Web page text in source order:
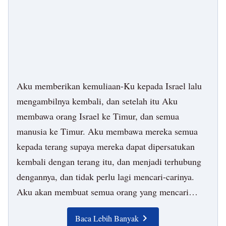
Pencipta kepada manusia ciptaan. Firman adalah
menara yang membimbing dan mencerahkan
manusia untuk memahami segala hal yang positif,
jaminan yang memastikan bahwa manusia akan
hidup dalam dan memiliki segala hal yang benar
dan baik, tolak ukur yang digunakan untuk
mengukur semua orang, peristiwa, dan hal-hal, dan
juga penanda navigasi yang memimpin manusia
kepada keselamatan dan jalan terang.
Aku memberikan kemuliaan-Ku kepada Israel lalu
mengambilnya kembali, dan setelah itu Aku
membawa orang Israel ke Timur, dan semua
manusia ke Timur. Aku membawa mereka semua
kepada terang supaya mereka dapat dipersatukan
kembali dengan terang itu, dan menjadi terhubung
dengannya, dan tidak perlu lagi mencari-carinya.
Aku akan membuat semua orang yang mencari
melihat terang lagi dan melihat kemuliaan yang
dahulu Kumiliki di Israel; Aku akan membuat
Di seluruh alam semesta, Aku sedang melakukan
Baca Lebih Banyak